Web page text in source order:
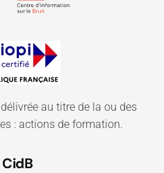
au titre de la ou des
: actions de formation.